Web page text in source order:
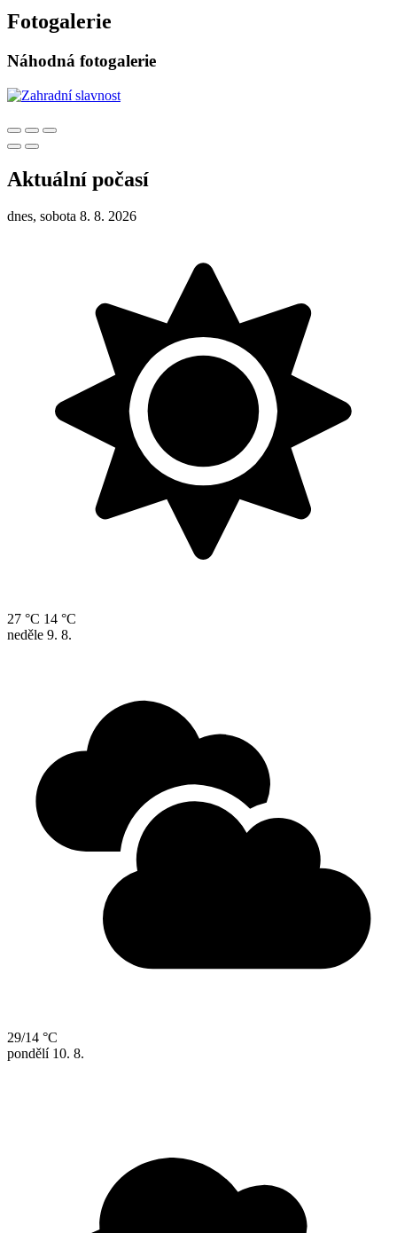
Fotogalerie
Náhodná fotogalerie
Aktuální počasí
dnes, sobota 8. 8. 2026
27 °C 14 °C
neděle 9. 8.
29/14 °C
pondělí 10. 8.